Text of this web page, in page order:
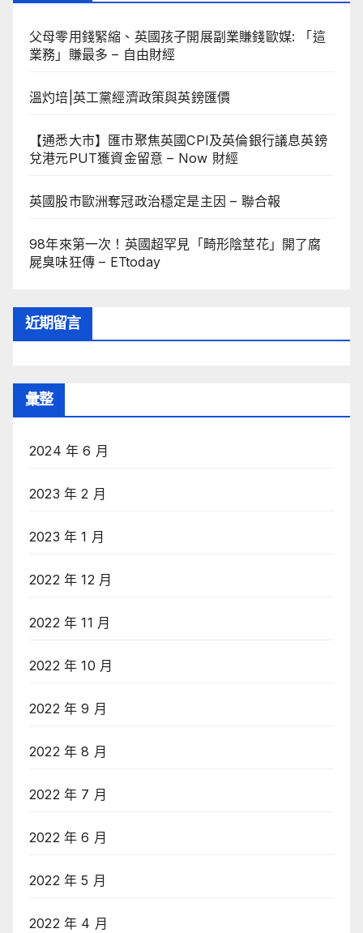
父母零用錢緊縮、英國孩子開展副業賺錢歐媒: 「這
業務」賺最多 – 自由財經
溫灼培|英工黨經濟政策與英鎊匯價
【通悉大市】匯市聚焦英國CPI及英倫銀行議息英鎊
兌港元PUT獲資金留意 – Now 財經
英國股市歐洲奪冠政治穩定是主因 – 聯合報
98年來第一次！英國超罕見「畸形陰莖花」開了腐
屍臭味狂傳 – ETtoday
近期留言
彙整
2024 年 6 月
2023 年 2 月
2023 年 1 月
2022 年 12 月
2022 年 11 月
2022 年 10 月
2022 年 9 月
2022 年 8 月
2022 年 7 月
2022 年 6 月
2022 年 5 月
2022 年 4 月